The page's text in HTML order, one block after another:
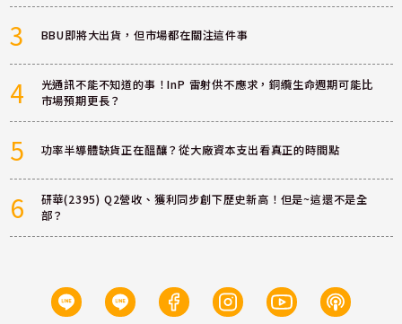
3 BBU即將大出貨，但市場都在關注這件事
4
光通訊不能不知道的事！InP 雷射供不應求，銅纜生命週期可能比
市場預期更長？
5 功率半導體缺貨正在醞釀？從大廠資本支出看真正的時間點
6
研華(2395) Q2營收、獲利同步創下歷史新高！但是~這還不是全
部？